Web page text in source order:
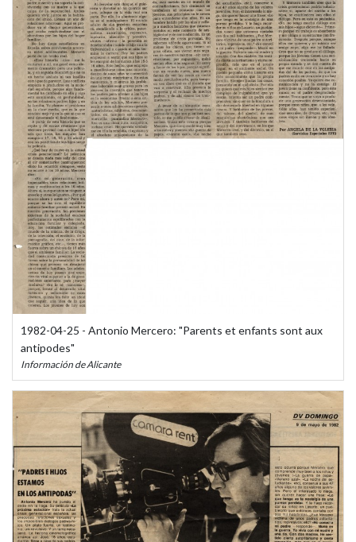
1982-04-25 - Antonio Mercero: "Parents et enfants sont aux
antipodes"
Información de Alicante